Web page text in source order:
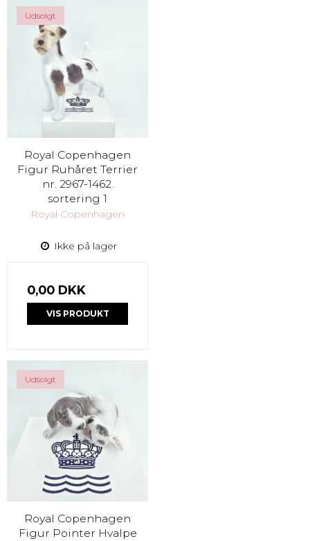
Udsolgt
Royal Copenhagen
Figur Ruhåret Terrier
nr. 2967-1462.
sortering 1
Royal Copenhagen
Ikke på lager
0,00 DKK
VIS PRODUKT
Udsolgt
Royal Copenhagen
Figur Pointer Hvalpe